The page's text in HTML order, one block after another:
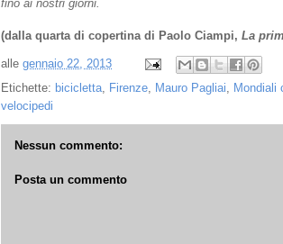
fino ai nostri giorni.
(dalla quarta di copertina di Paolo Ciampi, La
alle gennaio 22, 2013
Etichette: bicicletta, Firenze, Mauro Pagliai, Mondiali
velocipedi
Nessun commento:
Posta un commento